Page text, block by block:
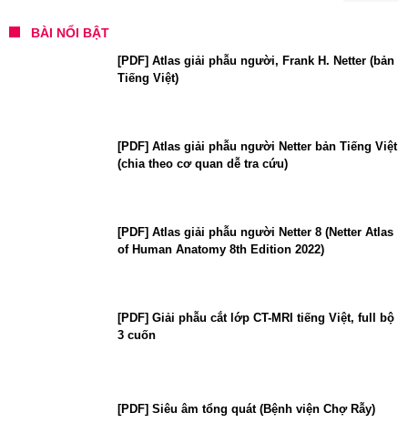
BÀI NỔI BẬT
[PDF] Atlas giải phẫu người, Frank H. Netter (bản
Tiếng Việt)
[PDF] Atlas giải phẫu người Netter bản Tiếng Việt
(chia theo cơ quan dễ tra cứu)
[PDF] Atlas giải phẫu người Netter 8 (Netter Atlas
of Human Anatomy 8th Edition 2022)
[PDF] Giải phẫu cắt lớp CT-MRI tiếng Việt, full bộ
3 cuốn
[PDF] Siêu âm tổng quát (Bệnh viện Chợ Rẫy)